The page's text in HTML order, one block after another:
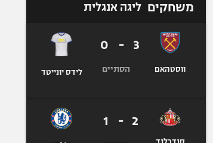
משחקים ליגה אנגלית
ווסטהאם
3
-
0
הסתיים לידס יונייטד
2
-
1